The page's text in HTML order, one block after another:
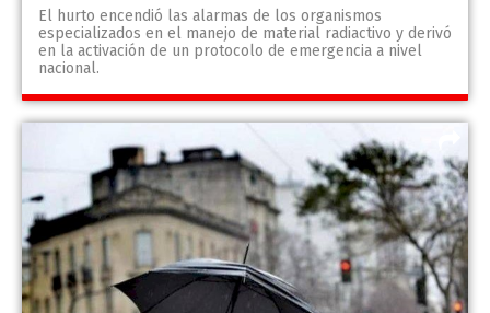
El hurto encendió las alarmas de los organismos
especializados en el manejo de material radiactivo y derivó
en la activación de un protocolo de emergencia a nivel
nacional.